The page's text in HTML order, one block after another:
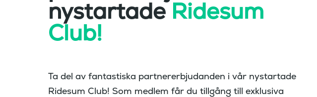
nystartadeRidesum
Club!
Ta del av fantastiska partnererbjudanden i vår nystartade
Ridesum Club! Som medlem får du tillgång till exklusiva